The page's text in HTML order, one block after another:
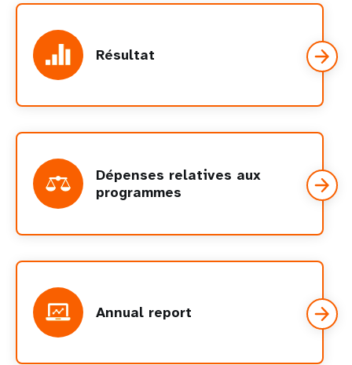
Résultat
Dépenses relatives aux
programmes
Annual report